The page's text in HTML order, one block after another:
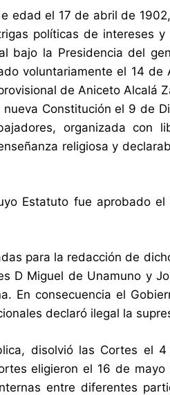
edad el 17 de abril de
políticas de intereses
bajo la Presidencia del
voluntariamente el 14 de
de Aniceto Alcalá
Constitución el 9 de
organizada con
religiosa y
Estatuto fue aprobado
para la redacción de
D Miguel de Unamuno y
En consecuencia el
declaró ilegal la
disolvió las Cortes el
eligieron el 16 de
entre diferentes